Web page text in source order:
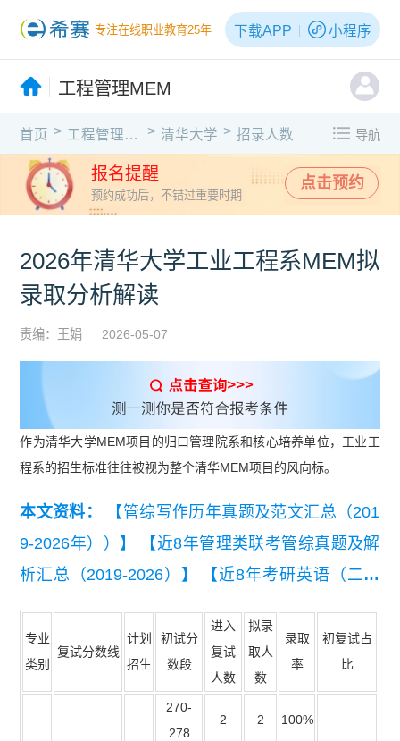
专注在线职业教育25年 下载APP 小程序
工程管理MEM
首页 > 工程管理MEM > 清华大学 > 招录人数 导航
报名提醒
预约成功后，不错过重要时期
点击预约
2026年清华大学工业工程系MEM拟
录取分析解读
责编：王娟 2026-05-07
作为清华大学MEM项目的归口管理院系和核心培养单位，工业工
程系的招生标准往往被视为整个清华MEM项目的风向标。
本文资料：
【管综写作历年真题及范文汇总（201
9-2026年））】
【近8年管理类联考管综真题及解
析汇总（2019-2026）】
【近8年考研英语（二）
真题及详细解析汇总（2019-2026）】 【【复试干
货】2026MEM复试备考资料包】
专业
类别
复试分数线
计划
招生
初试分
数段
进入
复试
人数
拟录
取人
数
录取
率
初复试占
比
270-
278
2 2 100%